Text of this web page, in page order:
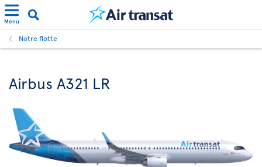
Menu
Notre flotte
Airbus A321 LR